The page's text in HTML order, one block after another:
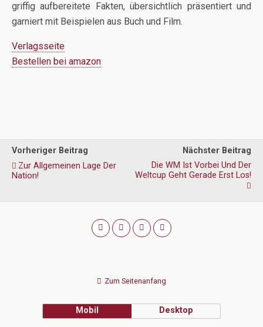
griffig aufbereitete Fakten, übersichtlich präsentiert und
garniert mit Beispielen aus Buch und Film.
Verlagsseite
Bestellen bei amazon
Vorheriger Beitrag
Zur Allgemeinen Lage Der
Nation!
Nächster Beitrag
Die WM Ist Vorbei Und Der
Weltcup Geht Gerade Erst Los!
Zum Seitenanfang
Mobil Desktop